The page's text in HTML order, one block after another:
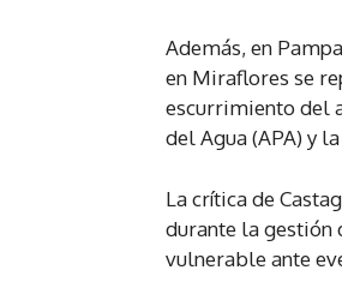
Además, en
en Miraflores se
escurrimiento del
del Agua (APA) y
La crítica de
durante la gestión
vulnerable ante